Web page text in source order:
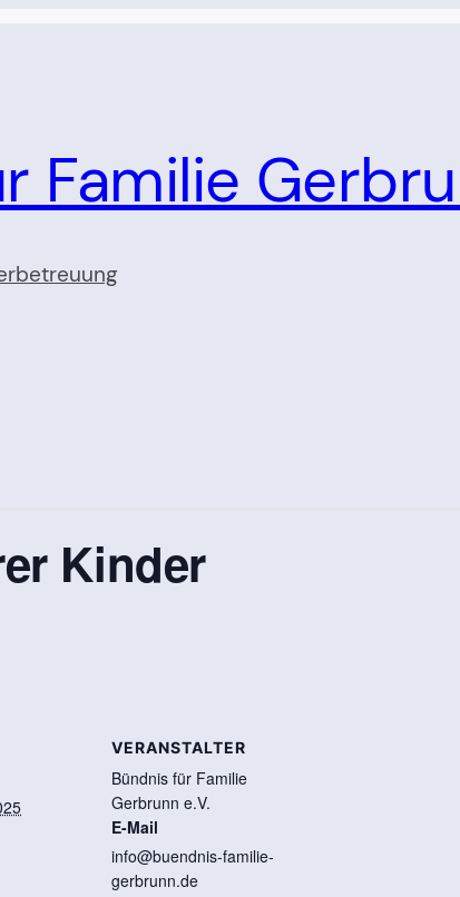
Familie
Kinder
VERANSTALTER
Bündnis für Familie
Gerbrunn e.V.
E-Mail
info@buendnis-familie-
gerbrunn.de